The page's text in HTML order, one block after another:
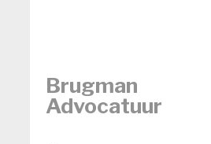
Brugman
Advocatuur